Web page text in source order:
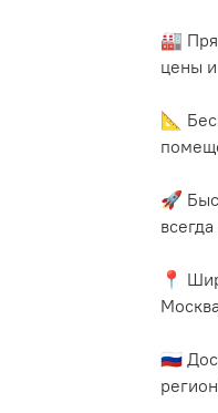
🏭
цены и
📐
🚀
📍
🇷🇺